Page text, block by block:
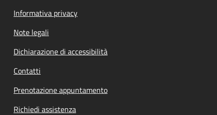
Informativa privacy
Note legali
Dichiarazione di accessibilità
Contatti
Prenotazione appuntamento
Richiedi assistenza